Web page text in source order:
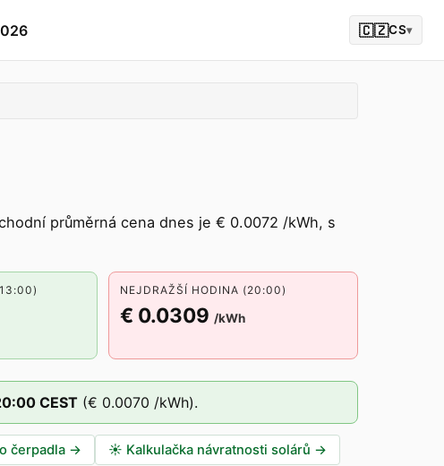
🇨🇿CS▾
průměrná cena dnes je € 0.0072 /kWh, s
NEJDRAŽŠÍ HODINA (20:00)
€ 0.0309 /kWh
:00 CEST (€ 0.0070 /kWh).
čerpadla → ☀️ Kalkulačka návratnosti solárů →